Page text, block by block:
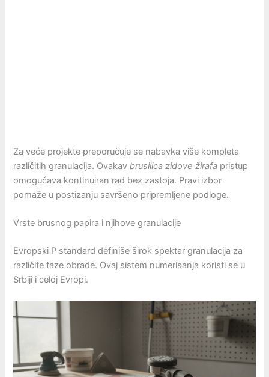
Za veće projekte preporučuje se nabavka više kompleta
različitih granulacija. Ovakavbrusilica zidove žirafa pristup
omogućava kontinuiran rad bez zastoja. Pravi izbor
pomaže u postizanju savršeno pripremljene podloge.
Vrste brusnog papira i njihove granulacije
Evropski P standard definiše širok spektar granulacija za
različite faze obrade. Ovaj sistem numerisanja koristi se u
Srbiji i celoj Evropi.